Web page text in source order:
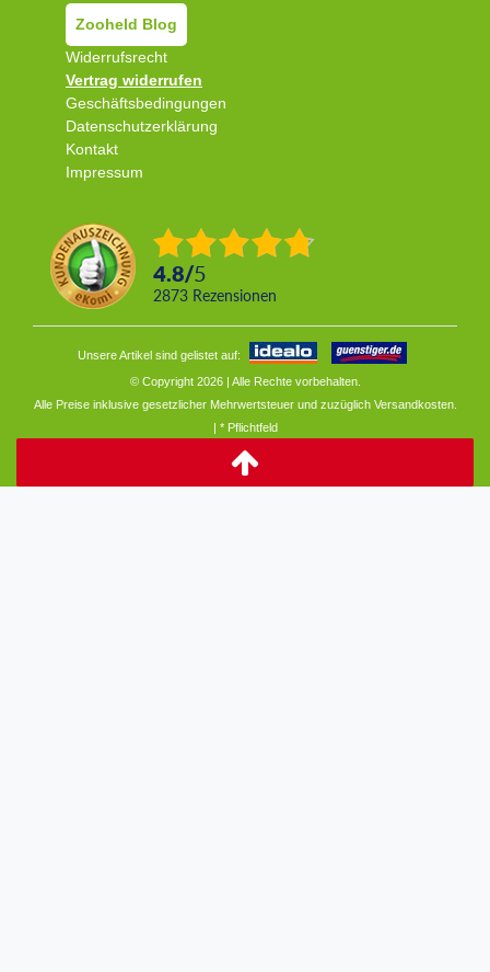
Zooheld Blog
Widerrufsrecht
Vertrag widerrufen
Geschäftsbedingungen
Datenschutzerklärung
Kontakt
Impressum
4.8/5
2873 Rezensionen
Unsere Artikel sind gelistet auf:
© Copyright 2026 | Alle Rechte vorbehalten.
Alle Preise inklusive gesetzlicher Mehrwertsteuer und zuzüglich Versandkosten.
| * Pflichtfeld